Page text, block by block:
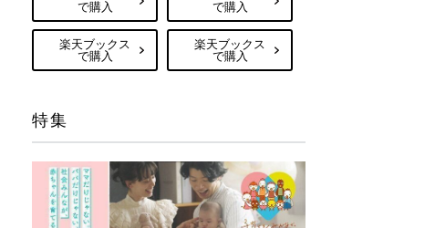
で購入
楽天ブックス
で購入
で購入
楽天ブックス
で購入
特集